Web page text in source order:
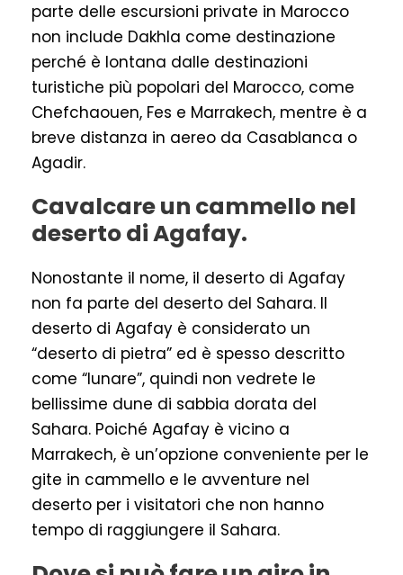
parte delle escursioni private in Marocco
non include Dakhla come destinazione
perché è lontana dalle destinazioni
turistiche più popolari del Marocco, come
Chefchaouen, Fes e Marrakech, mentre è a
breve distanza in aereo da Casablanca o
Agadir.
Cavalcare un cammello nel
deserto di Agafay.
Nonostante il nome, il deserto di Agafay
non fa parte del deserto del Sahara. Il
deserto di Agafay è considerato un
“deserto di pietra” ed è spesso descritto
come “lunare”, quindi non vedrete le
bellissime dune di sabbia dorata del
Sahara. Poiché Agafay è vicino a
Marrakech, è un’opzione conveniente per le
gite in cammello e le avventure nel
deserto per i visitatori che non hanno
tempo di raggiungere il Sahara.